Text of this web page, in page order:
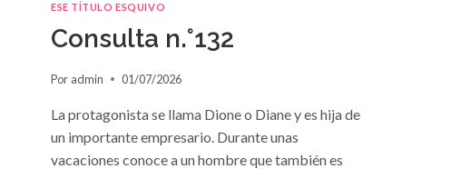
ESE TÍTULO ESQUIVO
Consulta n.°132
Por admin 01/07/2026
La protagonista se llama Dione o Diane y es hija de
un importante empresario. Durante unas
vacaciones conoce a un hombre que también es